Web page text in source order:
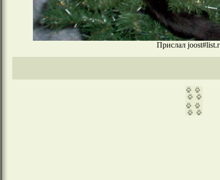
Прислал